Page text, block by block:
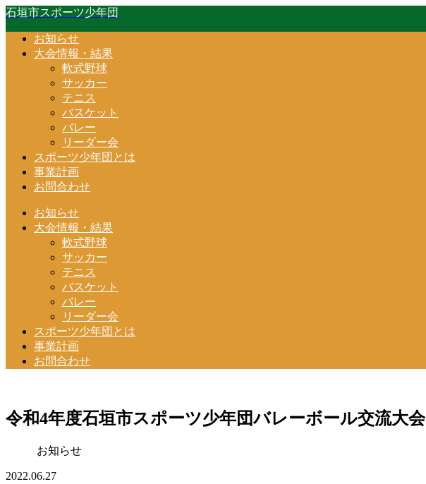
石垣市スポーツ少年団
お知らせ
大会情報・結果
軟式野球
サッカー
テニス
バスケット
バレー
リーダー会
スポーツ少年団とは
事業計画
お問合わせ
お知らせ
大会情報・結果
軟式野球
サッカー
テニス
バスケット
バレー
リーダー会
スポーツ少年団とは
事業計画
お問合わせ
令和4年度石垣市スポーツ少年団バレーボール交流大会
お知らせ
2022.06.27